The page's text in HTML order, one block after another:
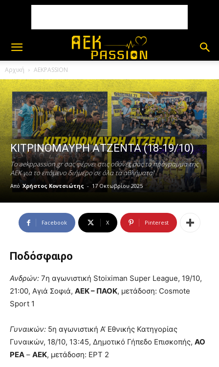
Αρχική AEKPASSION
ΚΙΤΡΙΝΟΜΑΥΡΗ ΑΤΖΕΝΤΑ (18-19/10)
Το aekpρassion.gr σας φέρνει στις οθόνες σας το πρόγραμμα της
ΑΕΚ για το επόμενο διήμερο σε όλα τα αθλήματα!
Από Χρήστος Κοντσιώτης - 17 Οκτωβρίου 2025
Facebook X Pinterest
Ποδόσφαιρο
Ανδρών: 7η αγωνιστική Stoiximan Super League, 19/10,
21:00, Αγιά Σοφιά, ΑΕΚ – ΠΑΟΚ, μετάδοση: Cosmote
Sport 1
Γυναικών: 5η αγωνιστική Α’ Εθνικής Κατηγορίας
Γυναικών, 18/10, 13:45, Δημοτικό Γήπεδο Επισκοπής, ΑΟ
ΡΕΑ – ΑΕΚ, μετάδοση: ΕΡΤ 2